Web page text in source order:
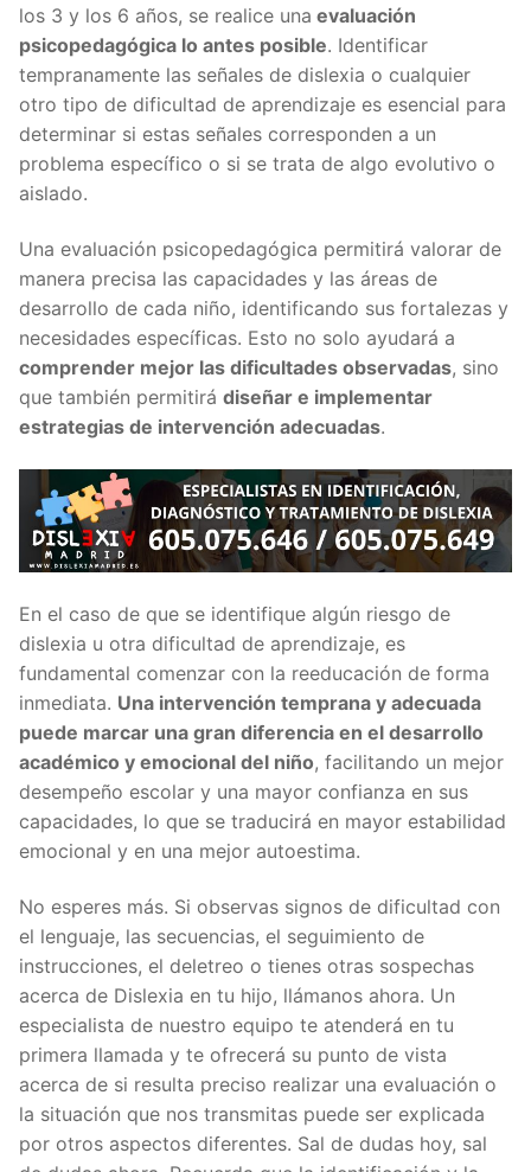
los 3 y los 6 años, se realice una evaluación
psicopedagógica lo antes posible. Identificar
tempranamente las señales de dislexia o cualquier
otro tipo de dificultad de aprendizaje es esencial para
determinar si estas señales corresponden a un
problema específico o si se trata de algo evolutivo o
aislado.
Una evaluación psicopedagógica permitirá valorar de
manera precisa las capacidades y las áreas de
desarrollo de cada niño, identificando sus fortalezas y
necesidades específicas. Esto no solo ayudará a
comprender mejor las dificultades observadas, sino
que también permitirá diseñar e implementar
estrategias de intervención adecuadas.
En el caso de que se identifique algún riesgo de
dislexia u otra dificultad de aprendizaje, es
fundamental comenzar con la reeducación de forma
inmediata. Una intervención temprana y adecuada
puede marcar una gran diferencia en el desarrollo
académico y emocional del niño, facilitando un mejor
desempeño escolar y una mayor confianza en sus
capacidades, lo que se traducirá en mayor estabilidad
emocional y en una mejor autoestima.
No esperes más. Si observas signos de dificultad con
el lenguaje, las secuencias, el seguimiento de
instrucciones, el deletreo o tienes otras sospechas
acerca de Dislexia en tu hijo, llámanos ahora. Un
especialista de nuestro equipo te atenderá en tu
primera llamada y te ofrecerá su punto de vista
acerca de si resulta preciso realizar una evaluación o
la situación que nos transmitas puede ser explicada
por otros aspectos diferentes. Sal de dudas hoy, sal